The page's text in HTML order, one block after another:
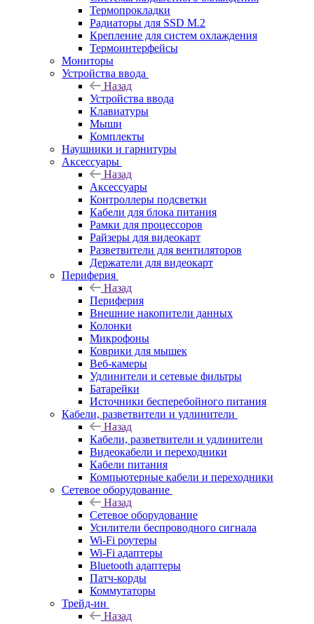
Термопрокладки
Радиаторы для SSD M.2
Крепление для систем охлаждения
Термоинтерфейсы
Мониторы
Устройства ввода
Назад
Устройства ввода
Клавиатуры
Мыши
Комплекты
Наушники и гарнитуры
Аксессуары
Назад
Аксессуары
Контроллеры подсветки
Кабели для блока питания
Рамки для процессоров
Райзеры для видеокарт
Разветвители для вентиляторов
Держатели для видеокарт
Периферия
Назад
Периферия
Внешние накопители данных
Колонки
Микрофоны
Коврики для мышек
Веб-камеры
Удлинители и сетевые фильтры
Батарейки
Источники бесперебойного питания
Кабели, разветвители и удлинители
Назад
Кабели, разветвители и удлинители
Видеокабели и переходники
Кабели питания
Компьютерные кабели и переходники
Сетевое оборудование
Назад
Сетевое оборудование
Усилители беспроводного сигнала
Wi-Fi роутеры
Wi-Fi адаптеры
Bluetooth адаптеры
Патч-корды
Коммутаторы
Трейд-ин
Назад